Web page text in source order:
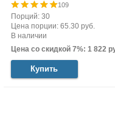
109
Порций: 30
Цена порции: 65.30 руб.
В наличии
Цена со скидкой 7%: 1 822
Купить